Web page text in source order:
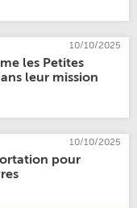
10/10/2025
les Petites
leur mission
10/10/2025
pour